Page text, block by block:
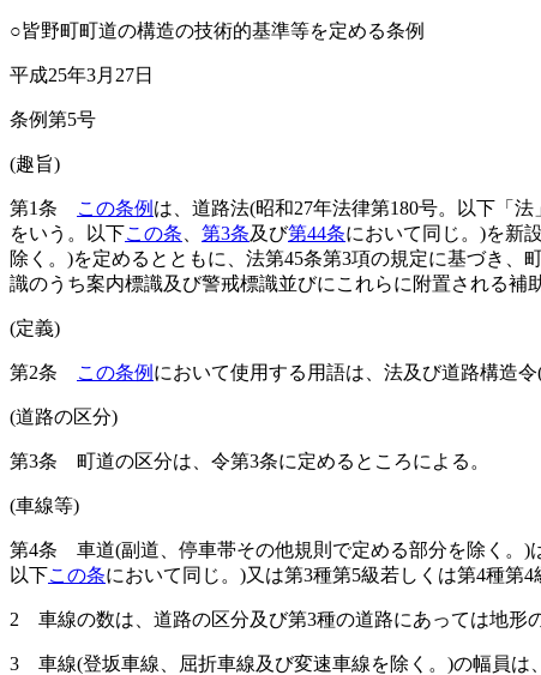
○皆野町町道の構造の技術的基準等を定める条例
平成25年3月27日
条例第5号
(趣旨)
第1条 この条例 は、道路法(昭和27年法律第180号。以下「法
をいう。以下この条 第3条及び第44条において同じ。)を新
除く。)を定めるとともに、法第45条第3項の規定に基づき、
識のうち案内標識及び警戒標識並びにこれらに附置される補
(定義)
第2条 この条例 において使用する用語は、法及び道路構造令
(道路の区分)
第3条 町道の区分は、令第3条に定めるところによる。
(車線等)
第4条 車道(副道、停車帯その他規則で定める部分を除く。)
以下この条において同じ。)又は第3種第5級若しくは第4種第
2 車線の数は、道路の区分及び第3種の道路にあっては地形
3 車線(登坂車線、屈折車線及び変速車線を除く。)の幅員は